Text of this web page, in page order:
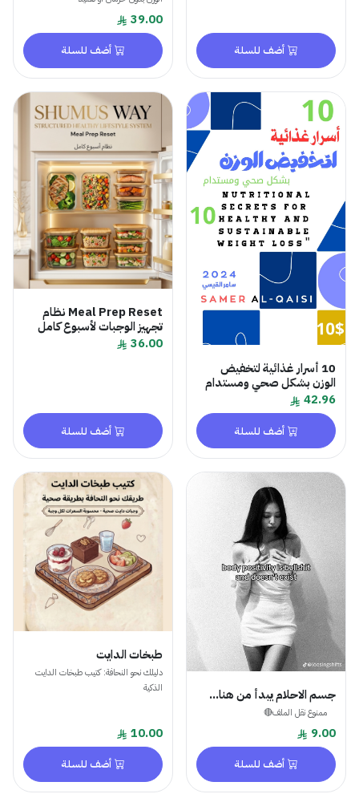
أضف للسلة
39.00
أضف للسلة
10 أسرار غذائية لتخفيض
الوزن بشكل صحي ومستدام
42.96
أضف للسلة
Meal Prep Reset نظام
تجهيز الوجبات لأسبوع كامل
36.00
أضف للسلة
جسم الاحلام يبدأ من هنا...
ممنوع نقل الملف🔴
9.00
أضف للسلة
طبخات الدايت
دليلك نحو النحافة: كتيب طبخات الدايت
الذكية
10.00
أضف للسلة